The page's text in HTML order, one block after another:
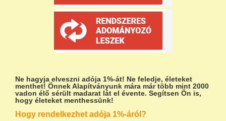
Ne hagyja elveszni adója 1%-át! Ne feledje, életeket
menthet! Önnek Alapítványunk mára már több mint 2000
vadon élő sérült madarat lát el évente. Segítsen Ön is,
hogy életeket menthessünk!
Hogy rendelkezhet adója 1%-áról?